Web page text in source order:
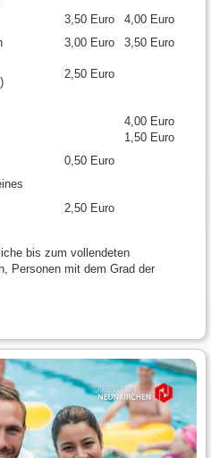
3,50 Euro
4,00 Euro
3,00 Euro
3,50 Euro
2,50 Euro
4,00 Euro
1,50 Euro
0,50 Euro
2,50 Euro
bis zum vollendeten
Personen mit dem Grad der